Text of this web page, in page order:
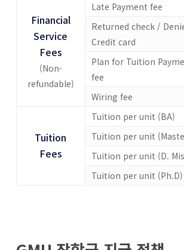
Financial
Service
Fees
(Non-
refundable)
Late Payment fee
Returned check /
Credit card
Plan for Tuition
fee
Wiring fee
Tuition
Fees
Tuition per unit (BA)
Tuition per unit
Tuition per unit (D.
Tuition per unit (Ph.D)